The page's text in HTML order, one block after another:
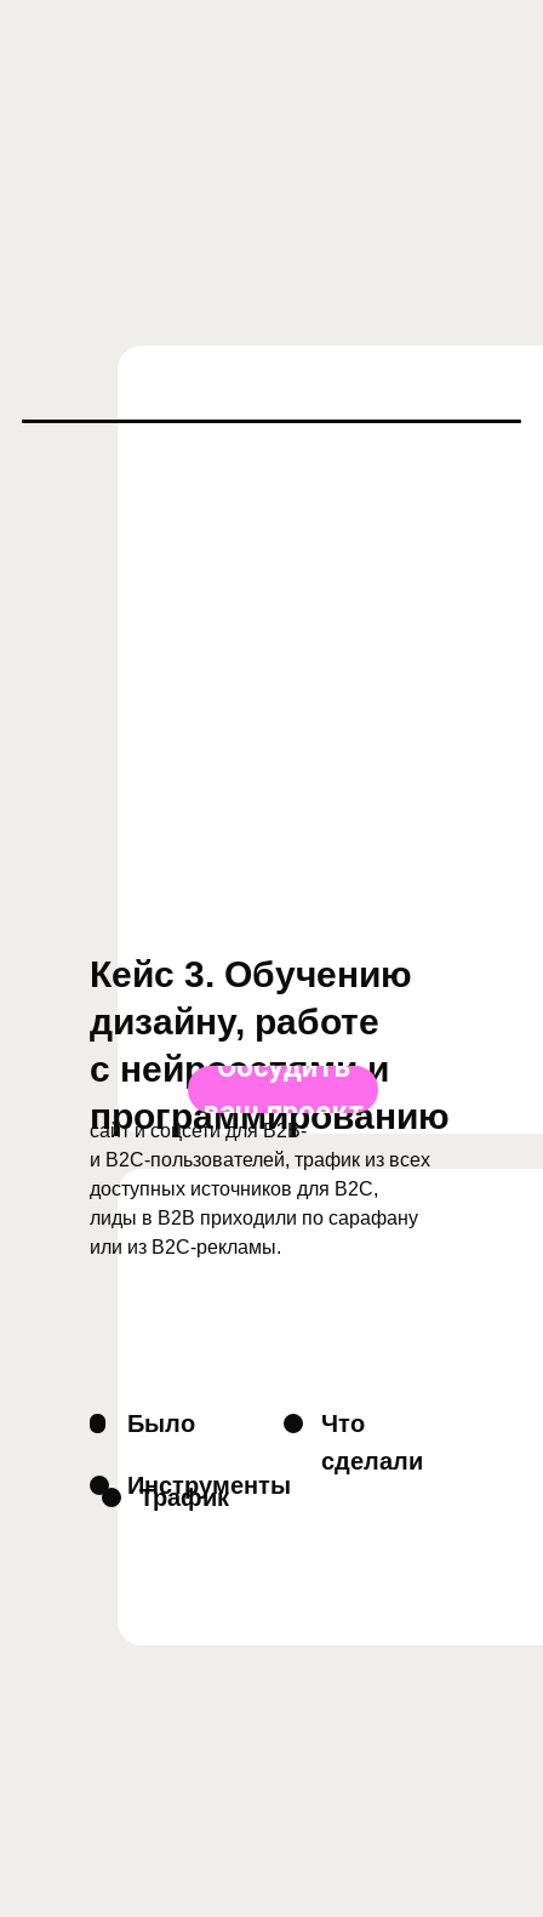
сайт и соцсети для B2B-
и B2C-пользователей, трафик из всех
доступных источников для B2C,
лиды в B2B приходили по сарафану
или из B2C-рекламы.
Кейс 3. Обучению
дизайну, работе
с нейросетями и
программированию
Было
Инструменты
Трафик
Что
сделали
Обсудить
ваш проект